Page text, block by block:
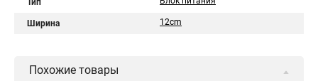
Тип
Ширина 12cm
Похожие товары